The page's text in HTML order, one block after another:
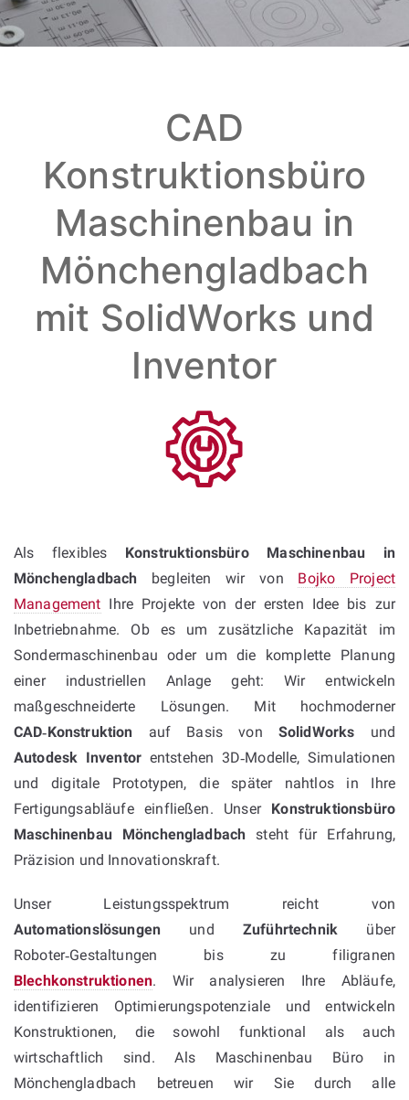
CAD
Konstruktionsbüro
Maschinenbau in
Mönchengladbach
mit SolidWorks und
Inventor
Als flexibles Konstruktionsbüro Maschinenbau in
Mönchengladbach begleiten wir von Bojko Project
Management Ihre Projekte von der ersten Idee bis zur
Inbetriebnahme. Ob es um zusätzliche Kapazität im
Sondermaschinenbau oder um die komplette Planung
einer industriellen Anlage geht: Wir entwickeln
maßgeschneiderte Lösungen. Mit hochmoderner
CAD‑Konstruktion auf Basis von SolidWorks und
Autodesk Inventor entstehen 3D‑Modelle, Simulationen
und digitale Prototypen, die später nahtlos in Ihre
Fertigungsabläufe einfließen. Unser Konstruktionsbüro
Maschinenbau Mönchengladbach steht für Erfahrung,
Präzision und Innovationskraft.
Unser Leistungsspektrum reicht von
Automationslösungen undZuführtechnik über
Roboter‑Gestaltungen bis zu filigranen
Blechkonstruktionen. Wir analysieren Ihre Abläufe,
identifizieren Optimierungspotenziale und entwickeln
Konstruktionen, die sowohl funktional als auch
wirtschaftlich sind. Als Maschinenbau Büro in
Mönchengladbach betreuen wir Sie durch alle